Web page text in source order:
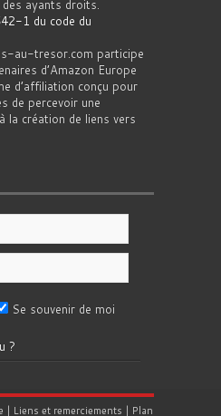
ayants droits.
1 du code du
au-tresor.com participe
d’Amazon Europe
d’affiliation conçu pour
de percevoir une
la création de liens vers
Se souvenir de moi
?
| Liens et remerciements | Plan